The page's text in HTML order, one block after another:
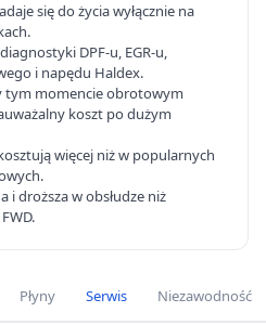
się do życia wyłącznie na
DPF-u, EGR-u,
i napędu Haldex.
tym momencie obrotowym
koszt po dużym
więcej niż w popularnych
i droższa w obsłudze niż
Płyny Serwis Niezawodność